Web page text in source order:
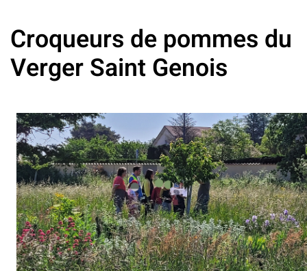
Croqueurs de pommes du
Verger Saint Genois